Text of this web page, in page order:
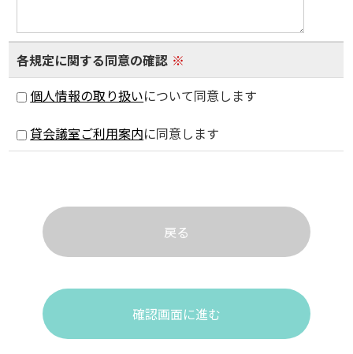
各規定に関する同意の確認 ※
個人情報の取り扱いについて同意します
貸会議室ご利用案内に同意します
戻る
確認画面に進む